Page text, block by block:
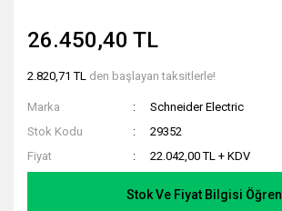
26.450,40 TL
2.820,71 TL den başlayan taksitlerle!
Marka
Schneider Electric
Stok Kodu
29352
Fiyat
22.042,00 TL + KDV
Stok Ve Fiyat Bilgisi Öğren